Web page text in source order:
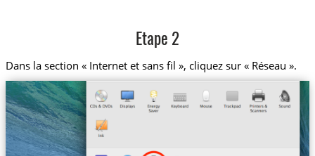
Etape 2
Dans la section « Internet et sans fil », cliquez sur « Réseau ».